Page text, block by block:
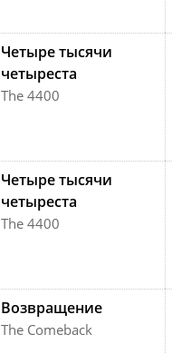
Четыре тысячи
четыреста
The 4400
Четыре тысячи
четыреста
The 4400
Возвращение
The Comeback